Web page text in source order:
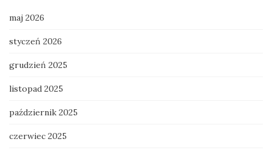
maj 2026
styczeń 2026
grudzień 2025
listopad 2025
październik 2025
czerwiec 2025